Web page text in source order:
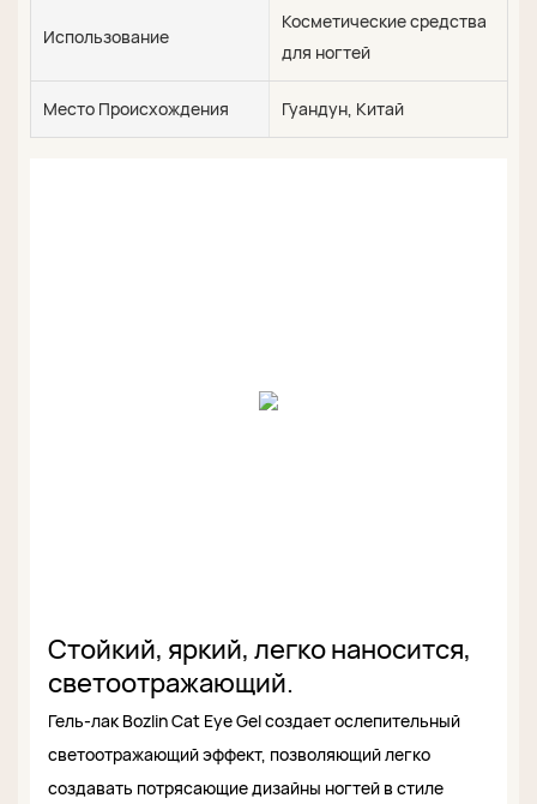
Использование
Косметические средства
для ногтей
Место Происхождения Гуандун, Китай
Стойкий, яркий, легко наносится,
светоотражающий.
Гель-лак Bozlin Cat Eye Gel создает ослепительный
светоотражающий эффект, позволяющий легко
создавать потрясающие дизайны ногтей в стиле